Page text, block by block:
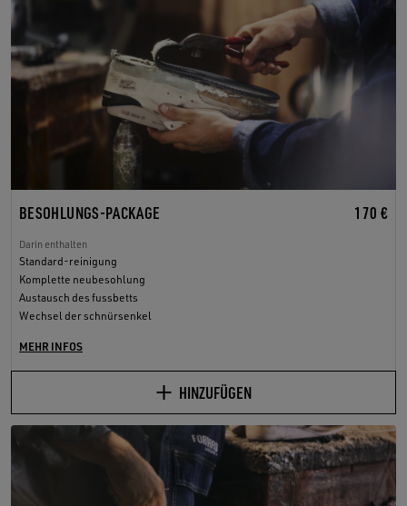
BESOHLUNGS-PACKAGE 170 €
Darin enthalten
Standard-reinigung
Komplette neubesohlung
Austausch des fussbetts
Wechsel der schnürsenkel
MEHR INFOS
HINZUFÜGEN